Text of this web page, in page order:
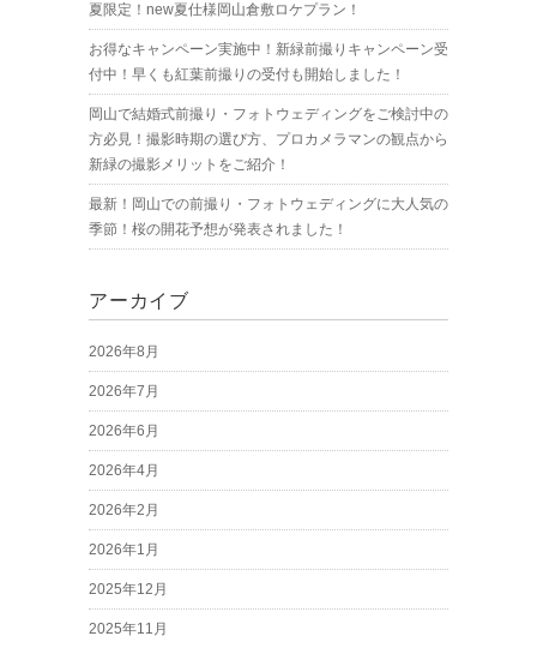
夏限定！new夏仕様岡山倉敷ロケプラン！
お得なキャンペーン実施中！新緑前撮りキャンペーン受
付中！早くも紅葉前撮りの受付も開始しました！
岡山で結婚式前撮り・フォトウェディングをご検討中の
方必見！撮影時期の選び方、プロカメラマンの観点から
新緑の撮影メリットをご紹介！
最新！岡山での前撮り・フォトウェディングに大人気の
季節！桜の開花予想が発表されました！
アーカイブ
2026年8月
2026年7月
2026年6月
2026年4月
2026年2月
2026年1月
2025年12月
2025年11月